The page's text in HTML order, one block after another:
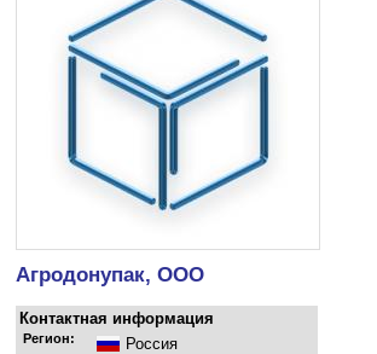
Агродонупак, ООО
Контактная информация
Регион: Россия